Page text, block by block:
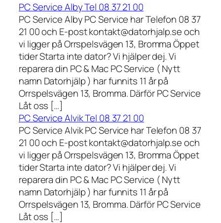
PC Service Alby Tel 08 37 21 00
PC Service Alby PC Service har Telefon 08 37
21 00 och E-post kontakt@datorhjalp.se och
vi ligger på Orrspelsvägen 13, Bromma Öppet
tider Starta inte dator? Vi hjälper dej. Vi
reparera din PC & Mac PC Service ( Nytt
namn Datorhjälp ) har funnits 11 år på
Orrspelsvägen 13, Bromma. Därför PC Service
Låt oss […]
PC Service Alvik Tel 08 37 21 00
PC Service Alvik PC Service har Telefon 08 37
21 00 och E-post kontakt@datorhjalp.se och
vi ligger på Orrspelsvägen 13, Bromma Öppet
tider Starta inte dator? Vi hjälper dej. Vi
reparera din PC & Mac PC Service ( Nytt
namn Datorhjälp ) har funnits 11 år på
Orrspelsvägen 13, Bromma. Därför PC Service
Låt oss […]